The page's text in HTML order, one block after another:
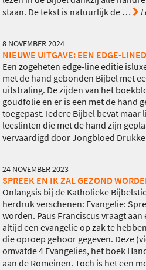
staan. De tekst is natuurlijk de…
8 NOVEMBER 2024
NIEUWE UITGAVE: EEN EDGE-
Een zogeheten edge-line editie
met de hand gebonden Bijbel met
uitstraling. De zijden van het
goudfolie en er is een met de hand
toegepast. Iedere Bijbel bevat maar
leeslinten die met de hand zijn
vervaardigd door Jongbloed
24 NOVEMBER 2023
SPREEK EN IK ZAL GEZOND
Onlangsis bij de Katholieke
herdruk verschenen: Evangelie:
worden. Paus Franciscus vraagt
altijd een evangelie op zak te
die oproep gehoor gegeven. Deze
omvatde 4 Evangelies, het boek
aan de Romeinen. Toch is het een